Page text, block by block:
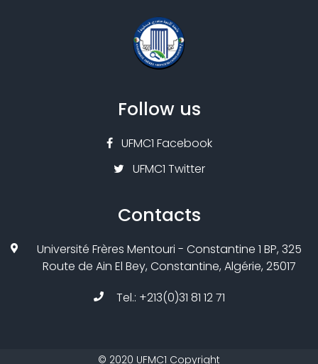
Follow us
UFMC1 Facebook
UFMC1 Twitter
Contacts
Université Frères Mentouri - Constantine 1 BP, 325
Route de Ain El Bey, Constantine, Algérie, 25017
Tel.: +213(0)31 81 12 71
© 2020 UFMC1 Copyright